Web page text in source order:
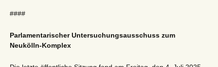
####
Parlamentarischer Untersuchungsausschuss zum
Neukölln-Komplex